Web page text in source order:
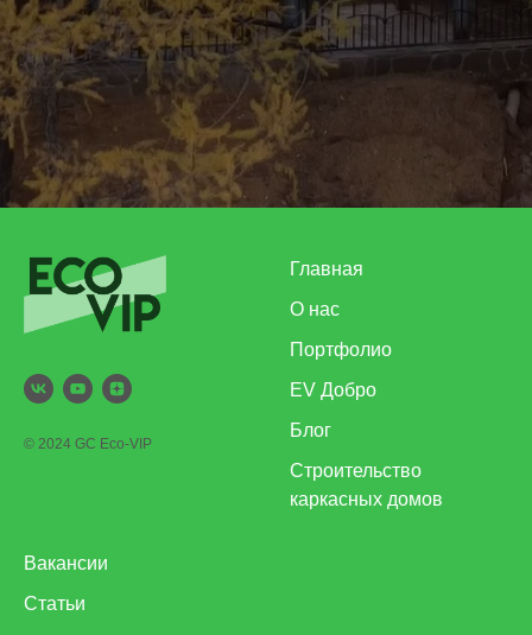
© 2024 GC Eco-VIP
Главная
О нас
Портфолио
EV Добро
Блог
Строительство
каркасных домов
Вакансии
Статьи